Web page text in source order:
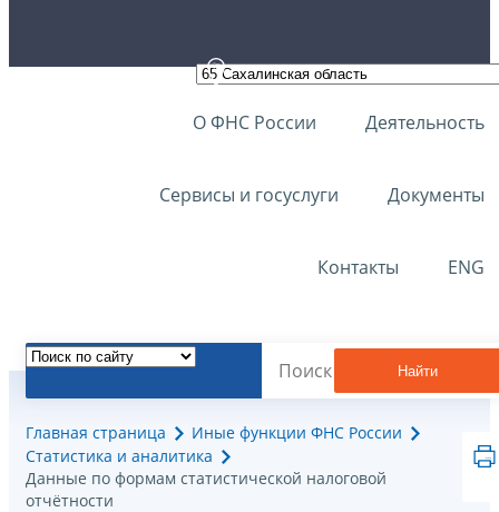
О ФНС России Деятельность
Сервисы и госуслуги Документы
Контакты ENG
Найти
Главная страница
Иные функции ФНС России
Статистика и аналитика
Данные по формам статистической налоговой
отчётности